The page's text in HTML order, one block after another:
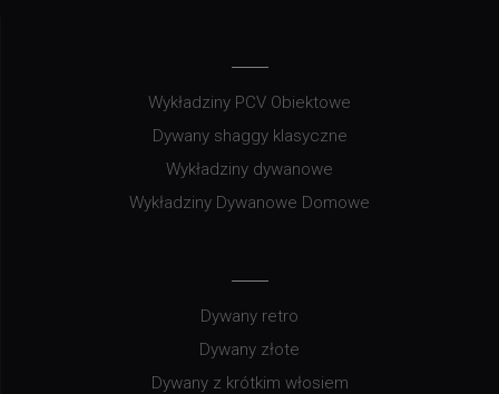
Wykładziny PCV Obiektowe
Dywany shaggy klasyczne
Wykładziny dywanowe
Wykładziny Dywanowe Domowe
Dywany retro
Dywany złote
Dywany z krótkim włosiem